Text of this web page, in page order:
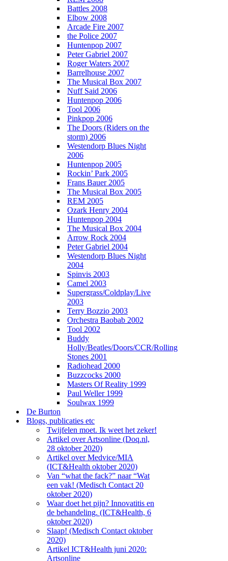
Battles 2008
Elbow 2008
Arcade Fire 2007
the Police 2007
Huntenpop 2007
Peter Gabriel 2007
Roger Waters 2007
Barrelhouse 2007
The Musical Box 2007
Nuff Said 2006
Huntenpop 2006
Tool 2006
Pinkpop 2006
The Doors (Riders on the
storm) 2006
Westendorp Blues Night
2006
Huntenpop 2005
Rockin’ Park 2005
Frans Bauer 2005
The Musical Box 2005
REM 2005
Ozark Henry 2004
Huntenpop 2004
The Musical Box 2004
Arrow Rock 2004
Peter Gabriel 2004
Westendorp Blues Night
2004
Spinvis 2003
Camel 2003
Supergrass/Coldplay/Live
2003
Terry Bozzio 2003
Orchestra Baobab 2002
Tool 2002
Buddy
Holly/Beatles/Doors/CCR/Rolling
Stones 2001
Radiohead 2000
Buzzcocks 2000
Masters Of Reality 1999
Paul Weller 1999
Soulwax 1999
De Burton
Blogs, publicaties etc
Twijfelen moet. Ik weet het zeker!
Artikel over Artsonline (Doq.nl,
28 oktober 2020)
Artikel over Medvice/MIA
(ICT&Health oktober 2020)
Van “what the fack?” naar “Wat
een vak! (Medisch Contact 20
oktober 2020)
Waar doet het pijn? Innovatitis en
de behandeling. (ICT&Health, 6
oktober 2020)
Slaap! (Medisch Contact oktober
2020)
Artikel ICT&Health juni 2020:
Artsonline